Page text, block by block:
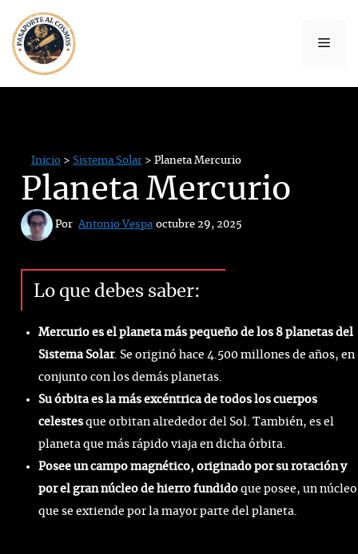
Saltar
contenido
Inicio> Sistema Solar> Planeta Mercurio
Planeta Mercurio
Por Antonio Vespa octubre 29, 2025
Lo que debes saber:
Mercurio es el planeta más pequeño de los 8 planetas del
Sistema Solar. Se originó hace 4.500 millones de años, en
conjunto con los demás planetas.
Su órbita es la más excéntrica de todos los cuerpos
celestesque orbitan alrededor del Sol. También, es el
planeta que más rápido viaja en dicha órbita.
Posee un campo magnético, originado por su rotación y
por el gran núcleo de hierro fundidoque posee, un núcleo
que se extiende por la mayor parte del planeta.